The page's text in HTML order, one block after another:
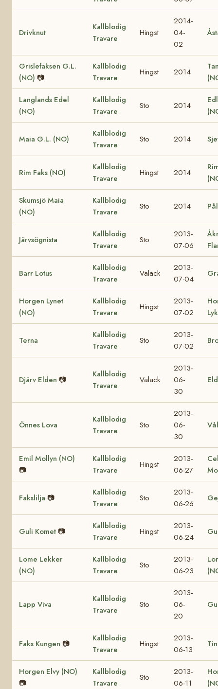
Drivknut
Kallblodig
Travare
Hingst
2014-
04-
02
Grislefaksen G.L.
(NO) 📷
Kallblodig
Travare
Hingst 2014
Langlands Edel
(NO)
Kallblodig
Travare
Sto 2014
Maia G.L. (NO)
Kallblodig
Travare
Sto 2014
Rim Faks (NO)
Kallblodig
Travare
Hingst 2014
Skumsjö Maia
(NO)
Kallblodig
Travare
Sto 2014
Järvsögnista
Kallblodig
Travare
Sto
2013-
07-06
Barr Lotus
Kallblodig
Travare
Valack
2013-
07-04
Horgen Lynet
(NO)
Kallblodig
Travare
Hingst
2013-
07-02
Terna
Kallblodig
Travare
Sto
2013-
07-02
Djärv Elden 📷
Kallblodig
Travare
Valack
2013-
06-
30
Önnes Lova
Kallblodig
Travare
Sto
2013-
06-
30
Emil Mollyn (NO)
📷
Kallblodig
Travare
Hingst
2013-
06-27
Fakslilja 📷
Kallblodig
Travare
Sto
2013-
06-26
Guli Komet 📷
Kallblodig
Travare
Hingst
2013-
06-24
Lome Lekker
(NO)
Kallblodig
Travare
Sto
2013-
06-23
Lapp Viva
Kallblodig
Travare
Sto
2013-
06-
20
Faks Kungen 📷
Kallblodig
Travare
Hingst
2013-
06-13
Horgen Elvy (NO)
📷
Kallblodig
Travare
Sto
2013-
06-11